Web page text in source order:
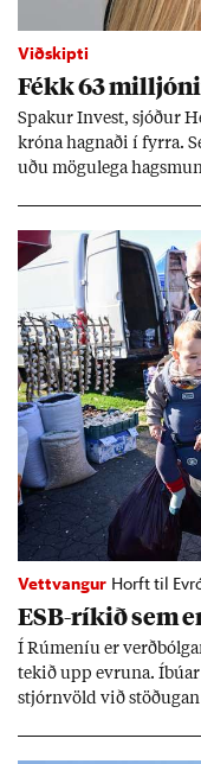
Viðskipti
Fékk 63
Spak­ur In­vest, sjóð­ur
króna hagn­aði í fyrra.
uðu mögu­lega
Vettvangur Horft til
ESB-rík­ið sem
Í Rúm­en­íu er
tek­ið upp evr­una.
stjórn­völd við